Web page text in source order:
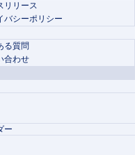
リリース
バシーポリシー
る質問
合わせ
ー